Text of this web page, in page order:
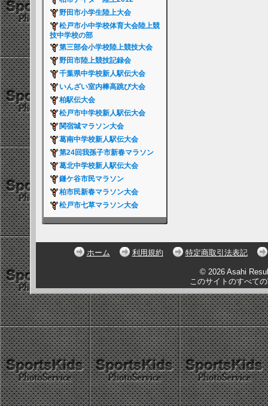
野田市小学生陸上大会
松戸市小中学校体育大会陸上競
技中学校の部
第三部会小学校陸上競技大会
野田市陸上競技記録会
千葉県中学校新人駅伝大会
いんざい室内棒高跳び大会
柏駅伝大会
松戸市中学校新人駅伝大会
関宿城マラソン大会
葛南中学校新人駅伝大会
第24回我孫子市新春マラソン
葛北中学校新人駅伝大会
鎌ケ谷市民マラソン
柏市民新春マラソン大会
松戸市七草マラソン大会
ホーム 利用規約 特定商取引法表記
© 2026 Asahi
このサイトのすべて